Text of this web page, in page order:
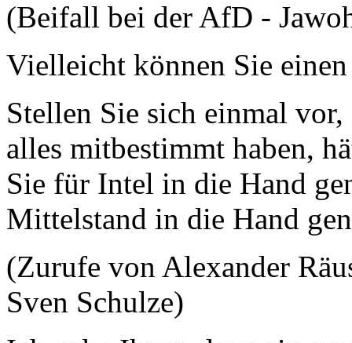
(Beifall bei der AfD -
Vielleicht können Sie
Stellen Sie sich einmal
alles mitbestimmt haben,
Sie für Intel in die Hand
Mittelstand in die Hand
(Zurufe von Alexander
Sven Schulze)